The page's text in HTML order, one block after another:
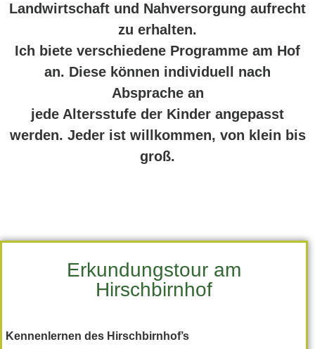
Landwirtschaft und Nahversorgung aufrecht
zu erhalten.
Ich biete verschiedene Programme am Hof
an. Diese können individuell nach
Absprache an
jede Altersstufe der Kinder angepasst
werden. Jeder ist willkommen, von klein bis
groß.
Erkundungstour am
Hirschbirnhof
Kennenlernen des Hirschbirnhof’s